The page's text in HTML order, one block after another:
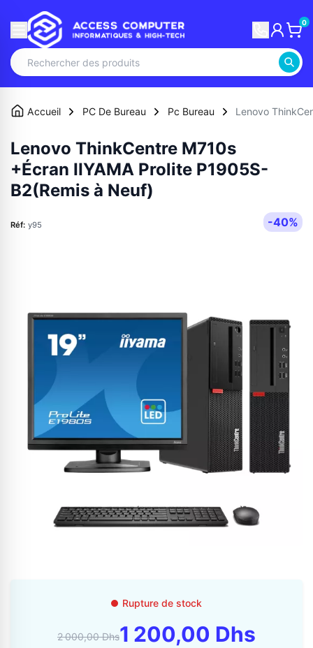
0
Appelez-nous au
06 37 08 07 06
Contactez-nous
Accueil PC De Bureau Pc Bureau Lenovo
Lenovo ThinkCentre M710s
+Écran IIYAMA Prolite P1905S-
B2(Remis à Neuf)
Réf: y95 -40%
Rupture de stock
2 000,00 Dhs1 200,00 Dhs